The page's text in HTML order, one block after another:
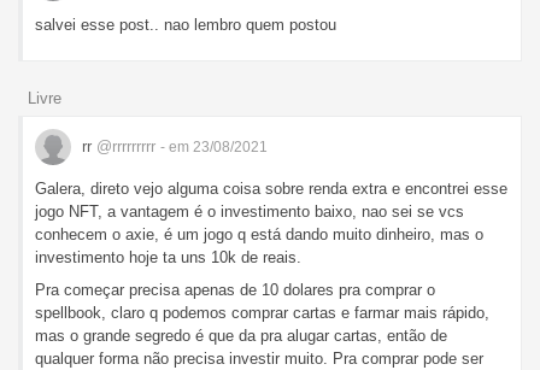
salvei esse post.. nao lembro quem postou
Livre
rr @rrrrrrrrr - em 23/08/2021
Galera, direto vejo alguma coisa sobre renda extra e encontrei esse
jogo NFT, a vantagem é o investimento baixo, nao sei se vcs
conhecem o axie, é um jogo q está dando muito dinheiro, mas o
investimento hoje ta uns 10k de reais.
Pra começar precisa apenas de 10 dolares pra comprar o
spellbook, claro q podemos comprar cartas e farmar mais rápido,
mas o grande segredo é que da pra alugar cartas, então de
qualquer forma não precisa investir muito. Pra comprar pode ser